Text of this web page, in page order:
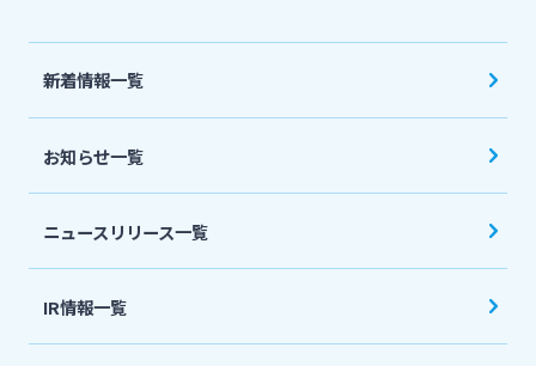
株主・投資家の皆さま
ニュースリリース一覧
採用情報
新着情報一覧
お知らせ一覧
ニュースリリース一覧
IR情報一覧